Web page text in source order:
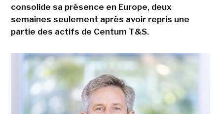
consolide sa présence en Europe, deux
semaines seulement après avoir repris une
partie des actifs de Centum T&S.